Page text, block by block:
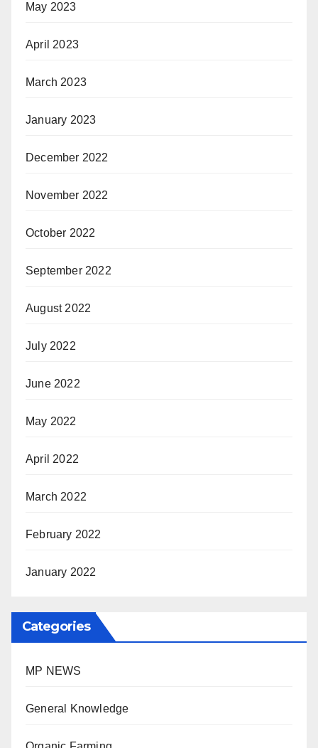
May 2023
April 2023
March 2023
January 2023
December 2022
November 2022
October 2022
September 2022
August 2022
July 2022
June 2022
May 2022
April 2022
March 2022
February 2022
January 2022
Categories
MP NEWS
General Knowledge